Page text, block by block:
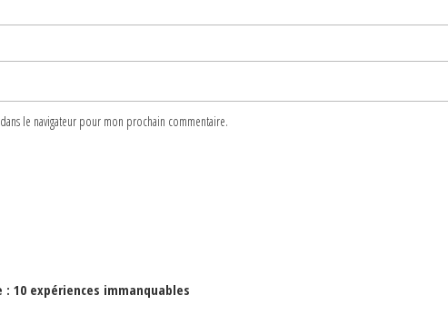
le navigateur pour mon prochain commentaire.
10 expériences immanquables